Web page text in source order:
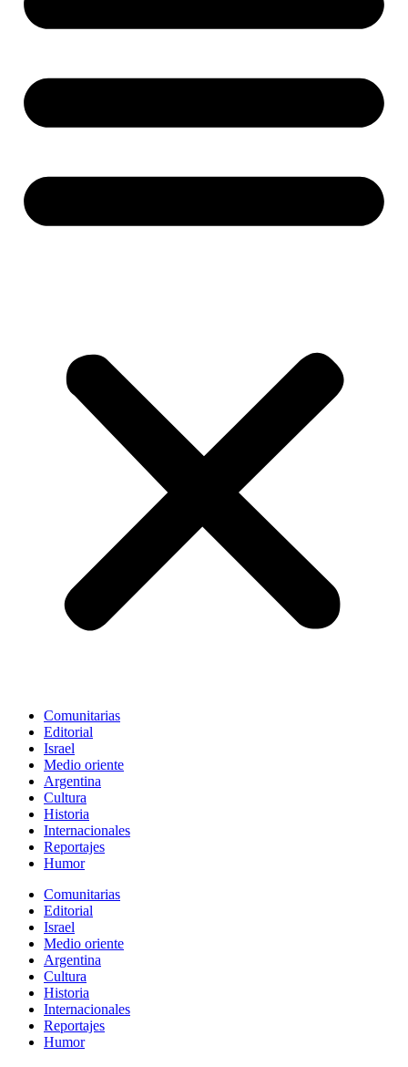
Comunitarias
Editorial
Israel
Medio oriente
Argentina
Cultura
Historia
Internacionales
Reportajes
Humor
Comunitarias
Editorial
Israel
Medio oriente
Argentina
Cultura
Historia
Internacionales
Reportajes
Humor